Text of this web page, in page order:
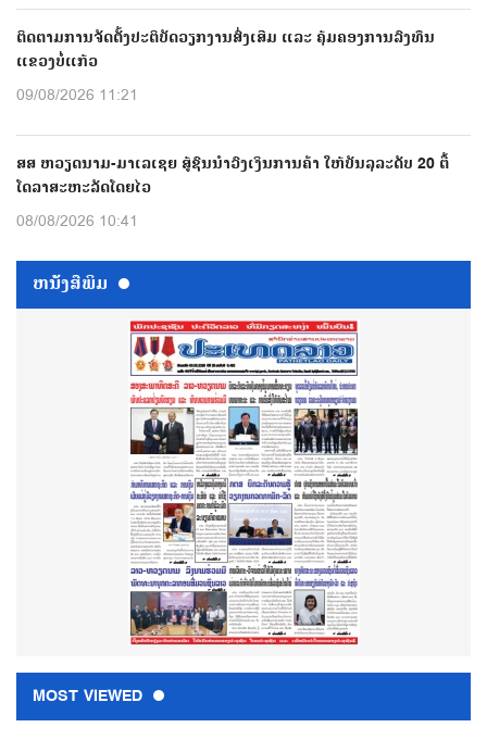
ຕິດຕາມການຈັດຕັ້ງປະຕິບັດວຽກງານສົ່ງເສີມ ແລະ ຄຸ້ມຄອງການລົງທຶນ
ແຂວງບໍ່ແກ້ວ
09/08/2026 11:21
ສສ ຫວຽດນາມ-ມາເລເຊຍ ສູ້ຊົນນຳວົງເງິນການຄ້າ ໃຫ້ບັນລຸລະດັບ 20 ຕື້
ໂດລາສະຫະລັດໂດຍໄວ
08/08/2026 10:41
ຫນ້ັງສືພິມ
MOST VIEWED